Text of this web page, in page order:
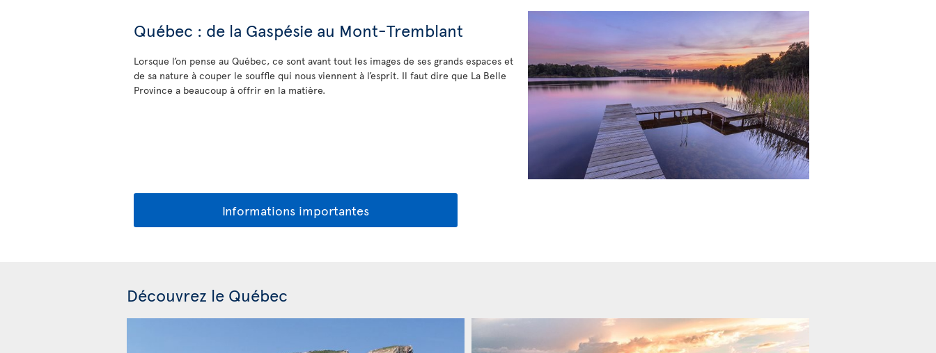
Québec : de la Gaspésie au Mont-Tremblant
Lorsque l’on pense au Québec, ce sont avant tout les images de ses grands espaces et
de sa nature à couper le souffle qui nous viennent à l’esprit. Il faut dire que La Belle
Province a beaucoup à offrir en la matière.
Informations importantes
Découvrez le Québec